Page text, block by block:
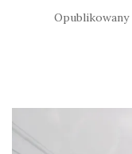
Opublikowany